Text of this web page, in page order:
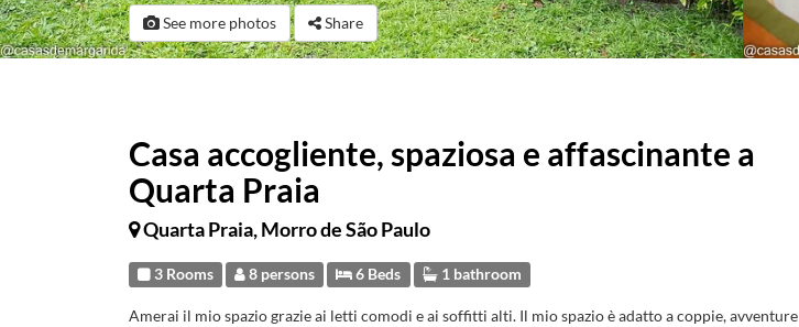
See more photos Share
Casa accogliente, spaziosa e affascinante a
Quarta Praia
Quarta Praia, Morro de São Paulo
3 Rooms 8 persons 6 Beds 1 bathroom
Amerai il mio spazio grazie ai letti comodi e ai soffitti alti. Il mio spazio è adatto a coppie, avventure